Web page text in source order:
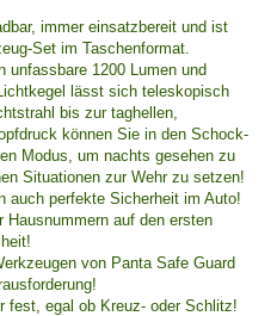
immer einsatzbereit und ist
Set im Taschenformat.
unfassbare 1200 Lumen und
lässt sich teleskopisch
bis zur taghellen,
können Sie in den Schock-
Modus, um nachts gesehen zu
Situationen zur Wehr zu setzen!
auch perfekte Sicherheit im Auto!
Hausnummern auf den ersten
von Panta Safe Guard
fest, egal ob Kreuz- oder Schlitz!